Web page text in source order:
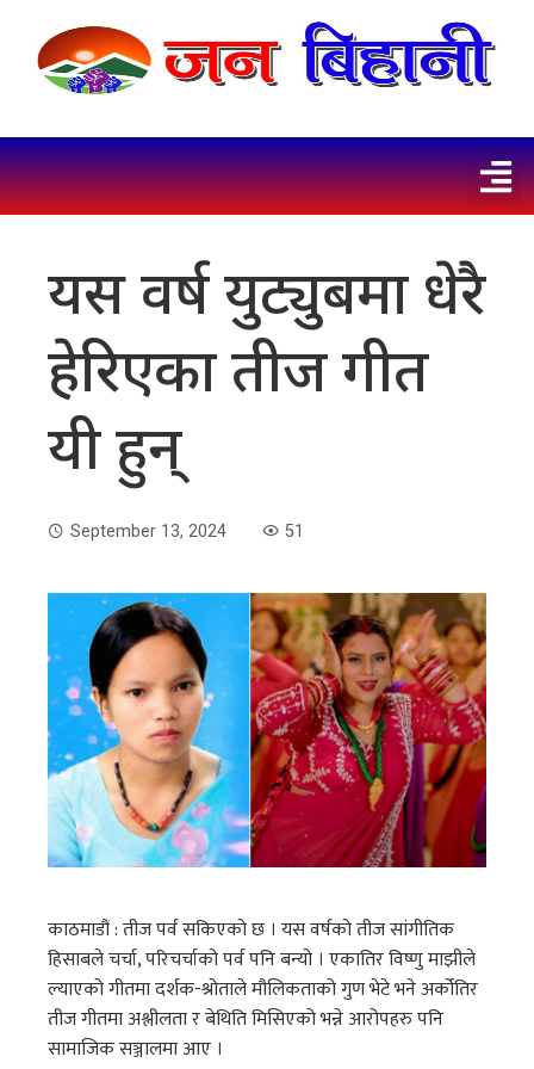
यस वर्ष युट्युबमा धेरै
हेरिएका तीज गीत
यी हुन्
September 13, 2024 51
काठमाडौं : तीज पर्व सकिएको छ । यस वर्षको तीज सांगीतिक
हिसाबले चर्चा, परिचर्चाको पर्व पनि बन्यो । एकातिर विष्णु माझीले
ल्याएको गीतमा दर्शक-श्रोताले मौलिकताको गुण भेटे भने अर्कोतिर
तीज गीतमा अश्लीलता र बेथिति मिसिएको भन्ने आरोपहरु पनि
सामाजिक सञ्जालमा आए ।